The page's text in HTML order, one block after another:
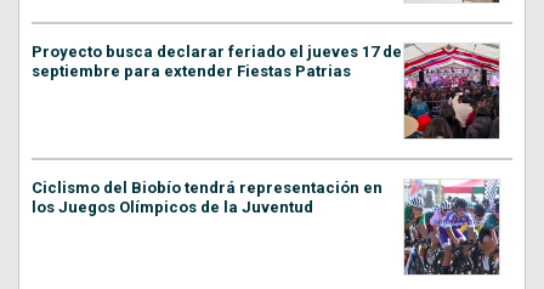
Proyecto busca declarar feriado el jueves 17 de
septiembre para extender Fiestas Patrias
Ciclismo del Biobío tendrá representación en
los Juegos Olímpicos de la Juventud